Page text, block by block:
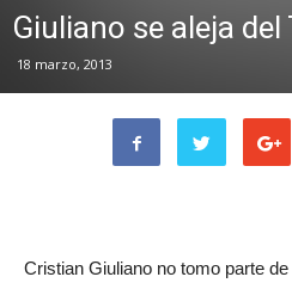
Giuliano se aleja
18 marzo, 2013
Cristian Giuliano no tomo parte